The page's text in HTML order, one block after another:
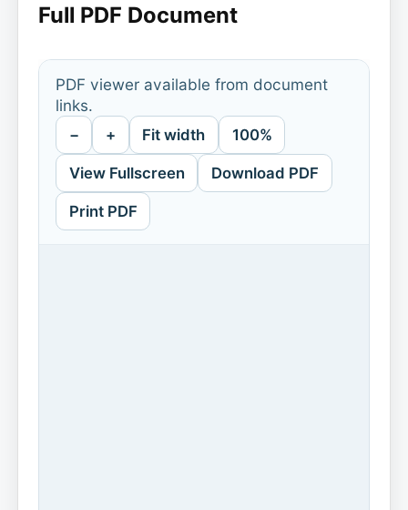
Full PDF Document
PDF viewer available from document
links.
− + Fit width 100%
View Fullscreen Download PDF
Print PDF